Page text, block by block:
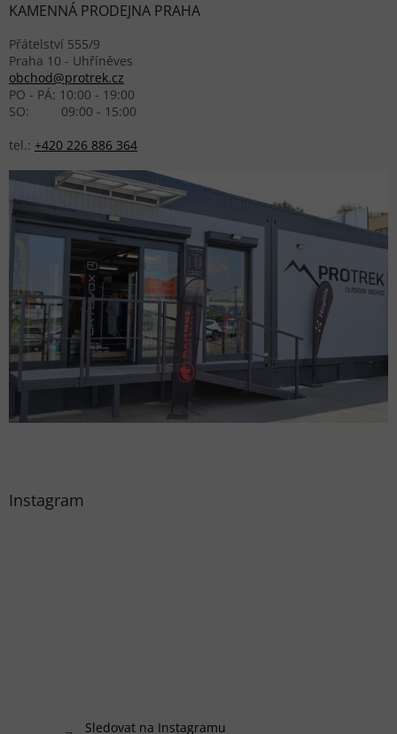
KAMENNÁ PRODEJNA PRAHA
Přátelství 555/9
Praha 10 - Uhříněves
obchod@protrek.cz
PO - PÁ: 10:00 - 19:00
SO: 09:00 - 15:00
tel.: +420 226 886 364
Instagram
Sledovat na Instagramu